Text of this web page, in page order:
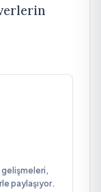
gelişmeleri,
paylaşıyor.